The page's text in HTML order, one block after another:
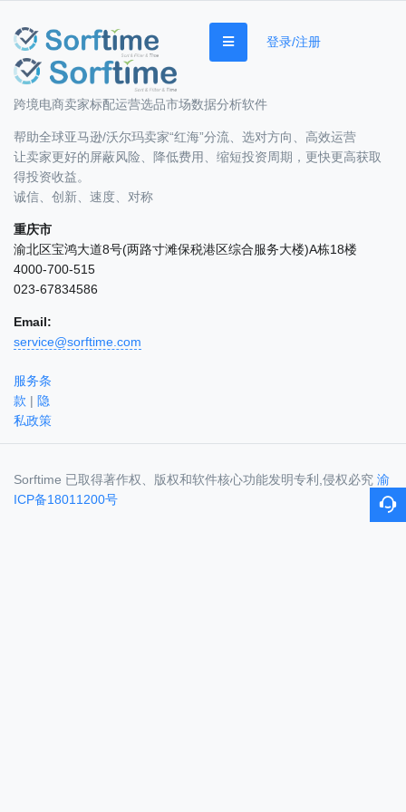
登录/注册
跨境电商卖家标配运营选品市场数据分析软件
帮助全球亚马逊/沃尔玛卖家“红海”分流、选对方向、高效运营
让卖家更好的屏蔽风险、降低费用、缩短投资周期，更快更高获取
得投资收益。
诚信、创新、速度、对称
重庆市
渝北区宝鸿大道8号(两路寸滩保税港区综合服务大楼)A栋18楼
4000-700-515
023-67834586
Email:
service@sorftime.com
服务条
款 | 隐
私政策
Sorftime 已取得著作权、版权和软件核心功能发明专利,侵权必究 渝
ICP备18011200号